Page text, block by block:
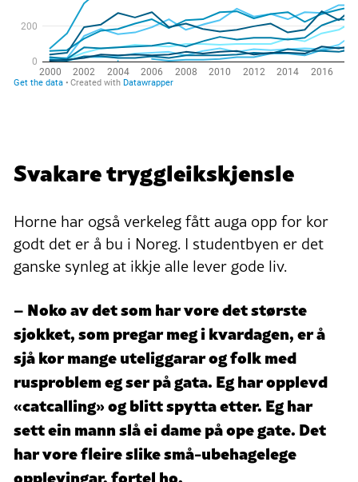
Svakare tryggleikskjensle
Horne har også verkeleg fått auga opp for kor
godt det er å bu i Noreg. I studentbyen er det
ganske synleg at ikkje alle lever gode liv.
– Noko av det som har vore det største
sjokket, som pregar meg i kvardagen, er å
sjå kor mange uteliggarar og folk med
rusproblem eg ser på gata. Eg har opplevd
«catcalling» og blitt spytta etter. Eg har
sett ein mann slå ei dame på ope gate. Det
har vore fleire slike små-ubehagelege
opplevingar, fortel ho.